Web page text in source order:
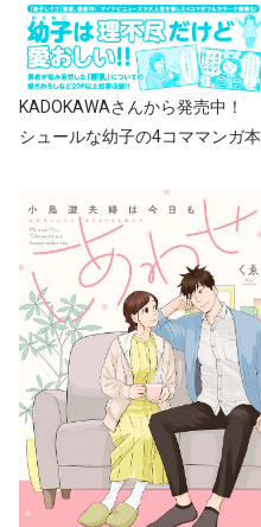
KADOKAWAさんから発売中！
シュールな幼子の4コママンガ本